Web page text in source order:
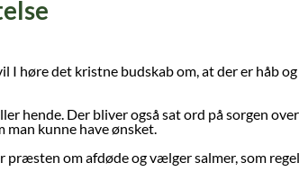
I høre det kristne budskab om, at der er håb
hende. Der bliver også sat ord på sorgen
man kunne have ønsket.
om afdøde og vælger salmer, som